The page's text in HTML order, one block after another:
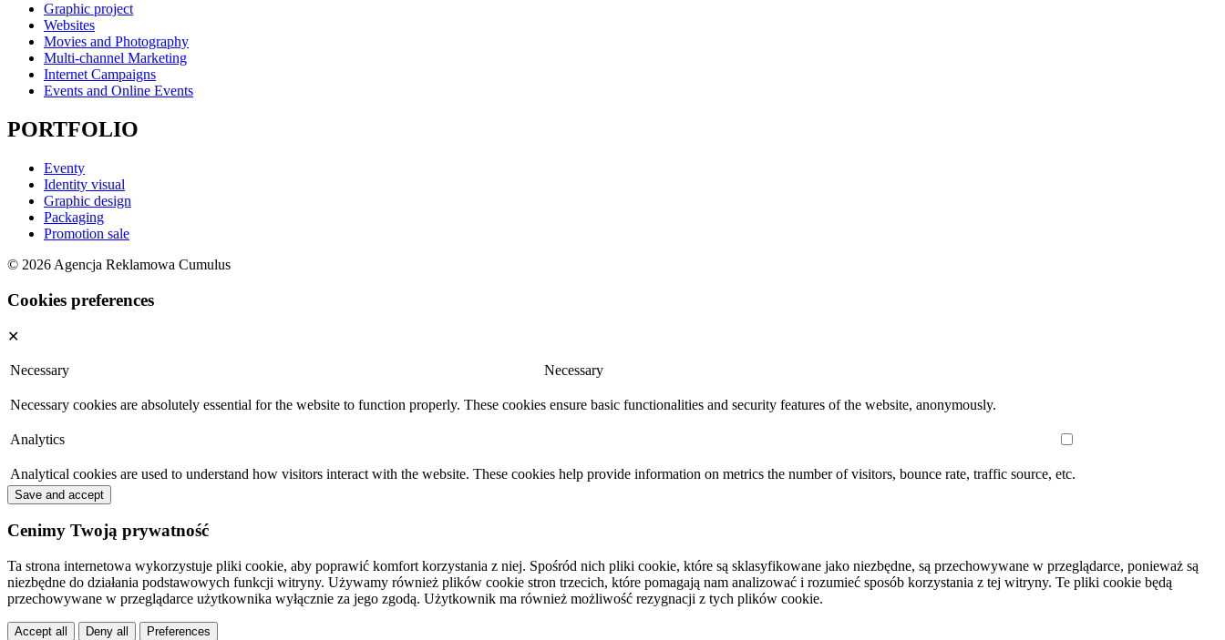
Graphic project
Websites
Movies and Photography
Multi-channel Marketing
Internet Campaigns
Events and Online Events
PORTFOLIO
Eventy
Identity visual
Graphic design
Packaging
Promotion sale
© 2026 Agencja Reklamowa Cumulus
Cookies preferences
✕
Necessary Necessary
Necessary cookies are absolutely essential for the website to function properly. These cookies ensure basic functionalities and security features of the website, anonymously.
Analytics
Analytical cookies are used to understand how visitors interact with the website. These cookies help provide information on metrics the number of visitors, bounce rate, traffic source, etc.
Save and accept
Cenimy Twoją prywatność
Ta strona internetowa wykorzystuje pliki cookie, aby poprawić komfort korzystania z niej. Spośród nich pliki cookie, które są sklasyfikowane jako niezbędne, są przechowywane w przeglądarce, ponieważ są
niezbędne do działania podstawowych funkcji witryny. Używamy również plików cookie stron trzecich, które pomagają nam analizować i rozumieć sposób korzystania z tej witryny. Te pliki cookie będą
przechowywane w przeglądarce użytkownika wyłącznie za jego zgodą. Użytkownik ma również możliwość rezygnacji z tych plików cookie.
Accept all Deny all Preferences